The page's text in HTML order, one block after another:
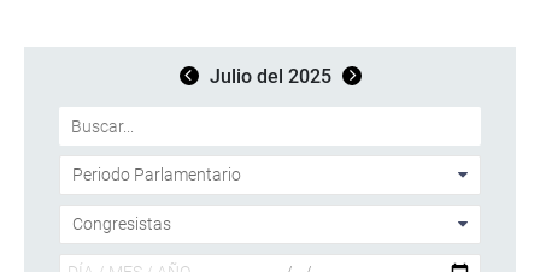
Julio del 2025